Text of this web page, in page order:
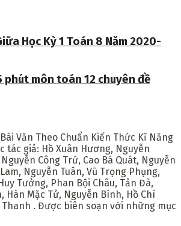
Học Kỳ 1 Toán 8 Năm 2020-
phút môn toán 12 chuyên đề
Văn Theo Chuẩn Kiến Thức Kĩ Năng
tác giả: Hồ Xuân Hương, Nguyễn
Công Trứ, Cao Bá Quát, Nguyễn
Nguyễn Tuân, Vũ Trọng Phụng,
Tưởng, Phan Bội Châu, Tản Đà,
Hàn Mặc Tử, Nguyễn Bính, Hồ Chí
Thanh . Được biên soạn với những mục